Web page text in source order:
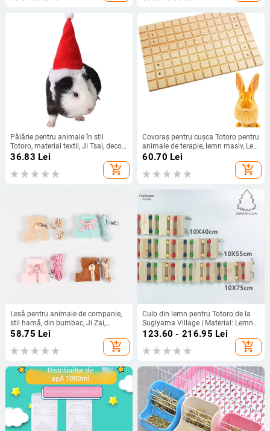
Pălărie pentru animale în stil
Totoro, material textil, Ji Tsai, decor
pentru animale
36.83 Lei
add_shopping_cart
Covoraș pentru cușca Totoro pentru
animale de terapie, lemn masiv, Le
Qian
60.70 Lei
add_shopping_cart
Lesă pentru animale de companie,
stil hamă, din bumbac, Ji Zai,
design Totoro
58.75 Lei
add_shopping_cart
Cuib din lemn pentru Totoro de la
Sugiyama Village | Material: Lemn |
Pentru Totoro | Fără import
123.60 - 216.95 Lei
add_shopping_cart